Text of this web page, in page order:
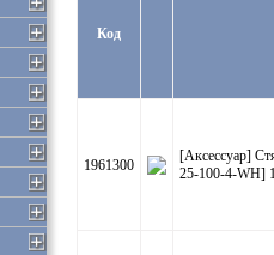
Код
1961300
[Аксессуар]
25-100-4-WH]